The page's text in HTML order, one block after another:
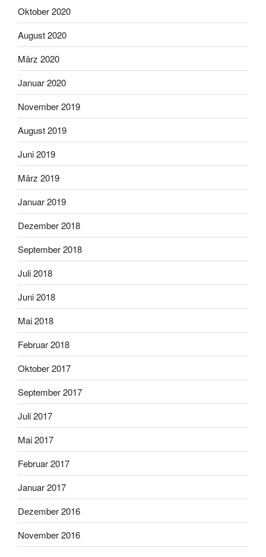
Oktober 2020
August 2020
März 2020
Januar 2020
November 2019
August 2019
Juni 2019
März 2019
Januar 2019
Dezember 2018
September 2018
Juli 2018
Juni 2018
Mai 2018
Februar 2018
Oktober 2017
September 2017
Juli 2017
Mai 2017
Februar 2017
Januar 2017
Dezember 2016
November 2016